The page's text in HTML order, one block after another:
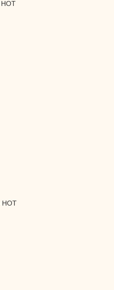
HOT
HOT